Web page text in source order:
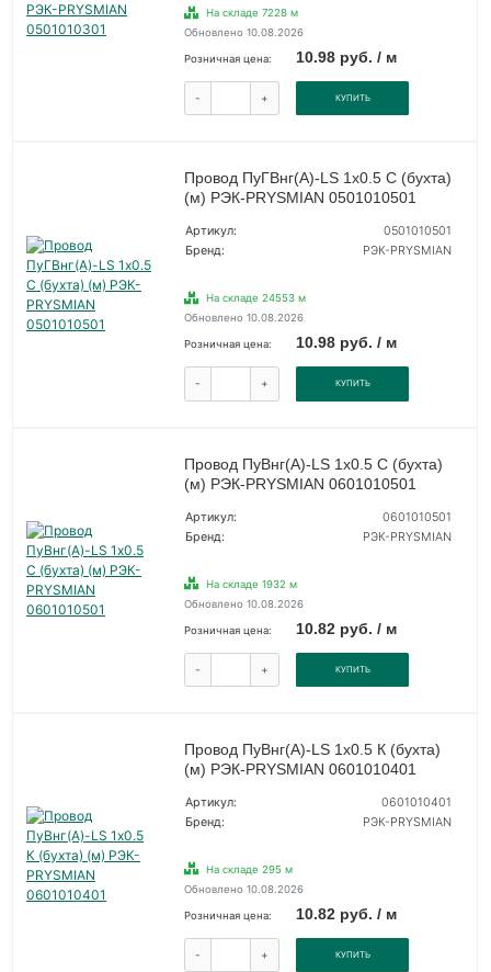
На складе 7228 м
Обновлено 10.08.2026
Розничная цена: 10.98 руб. / м
- + КУПИТЬ
Провод ПуГВнг(А)-LS 1х0.5 С (бухта)
(м) РЭК-PRYSMIAN 0501010501
Артикул:
0501010501
Бренд:
РЭК-PRYSMIAN
На складе 24553 м
Обновлено 10.08.2026
Розничная цена: 10.98 руб. / м
- + КУПИТЬ
Провод ПуВнг(А)-LS 1х0.5 С (бухта)
(м) РЭК-PRYSMIAN 0601010501
Артикул:
0601010501
Бренд:
РЭК-PRYSMIAN
На складе 1932 м
Обновлено 10.08.2026
Розничная цена: 10.82 руб. / м
- + КУПИТЬ
Провод ПуВнг(А)-LS 1х0.5 К (бухта)
(м) РЭК-PRYSMIAN 0601010401
Артикул:
0601010401
Бренд:
РЭК-PRYSMIAN
На складе 295 м
Обновлено 10.08.2026
Розничная цена: 10.82 руб. / м
- + КУПИТЬ